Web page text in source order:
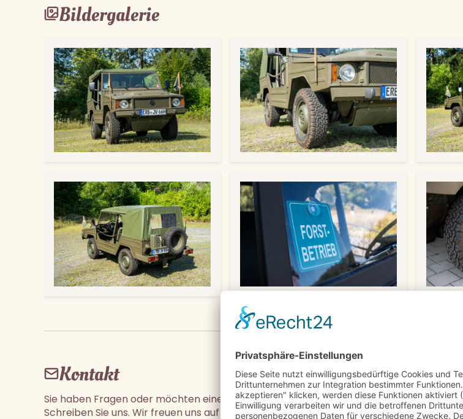
Bildergalerie
Kontakt
Sie haben Fragen oder möchten einen Besichtigungstermin vereinbaren?
Schreiben Sie uns. Wir freuen uns auf Sie.